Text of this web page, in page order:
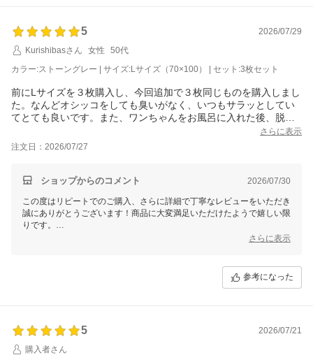
乾きが早い点をお気に召していただけて幸いです。今後も快適にお使い
いただけるよう、貴重なフィードバックを元に製品開発や情報提供につ
なげてまいります。また何かお気付きの点がございましたら、お気軽に
お知らせください。暖かいご感想をいただき、ありがとうございまし
た！
5
2026/07/29
Kurishibasさん
女性
50代
カラー:ストーングレー | サイズ:Lサイズ（70×100） | セット:3枚セット
前にLサイズを３枚購入し、今回追加で３枚同じものを購入しまし
た。なんどオシッコをしても臭いがなく、いつもサラッとしてい
てとても良いです。また、ワンちゃんをお風呂に入れた後、脱衣
所で今まではタオルを敷いていたため滑っていましたし床もびし
ょびしょでしたが、これを使ってみたら大きいのと滑らないのと
で、床も濡れずワンちゃんも滑らず乾きも良いので本当に重宝し
そのうち、ワンちゃん用ベッドをこの生地でつくっていただけた
本当に助かると思います！
さらに表示
注文日：2026/07/27
ショップからのコメント 2026/07/30
この度はリピートでのご購入、さらに詳細で丁寧なレビューをいただき
誠にありがとうございます！商品に大変満足いただけたようで嬉しい限
りです。
なります！また、大きさや洗いやすさなどお客様の実生活に役立ててい
ただけていることが伝わり、本当にありがたく感じております。
す。お客様の声をもとに、今後の商品開発の際の貴重な意見として検討
させていただきます。
さらに表示
参考になった
5
2026/07/21
購入者さん